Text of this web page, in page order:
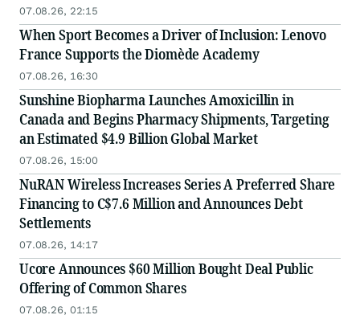
07.08.26, 22:15
When Sport Becomes a Driver of Inclusion: Lenovo
France Supports the Diomède Academy
07.08.26, 16:30
Sunshine Biopharma Launches Amoxicillin in
Canada and Begins Pharmacy Shipments, Targeting
an Estimated $4.9 Billion Global Market
07.08.26, 15:00
NuRAN Wireless Increases Series A Preferred Share
Financing to C$7.6 Million and Announces Debt
Settlements
07.08.26, 14:17
Ucore Announces $60 Million Bought Deal Public
Offering of Common Shares
07.08.26, 01:15